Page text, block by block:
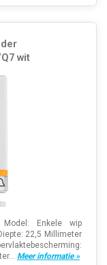
bel Q1/Q3/Q7 wit
Enkele wip
22,5 Millimeter
Meer informatie »